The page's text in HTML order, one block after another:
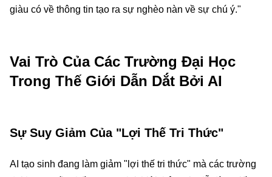
giàu có về thông tin tạo ra sự nghèo nàn về sự chú ý."
Vai Trò Của Các Trường Đại Học
Trong Thế Giới Dẫn Dắt Bởi AI
Sự Suy Giảm Của "Lợi Thế Tri Thức"
AI tạo sinh đang làm giảm "lợi thế tri thức" mà các trường